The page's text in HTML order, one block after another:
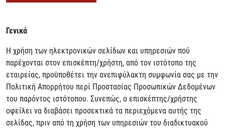
Γενικά
Η χρήση των ηλεκτρονικών σελίδων και υπηρεσιών πού
παρέχονται στον επισκέπτη/χρήστη, από τον ιστότοπο της
εταιρείας, προϋποθέτει την ανεπιφύλακτη συμφωνία σας με την
Πολιτική Απορρήτου περί Προστασίας Προσωπικών Δεδομένων
του παρόντος ιστότοπου. Συνεπώς, ο επισκέπτης/χρήστης
οφείλει να διαβάσει προσεκτικά τα περιεχόμενα αυτής της
σελίδας, πριν από τη χρήση των υπηρεσιών του διαδικτυακού